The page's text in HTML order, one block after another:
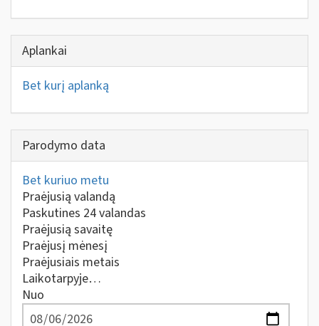
Aplankai
Bet kurį aplanką
Parodymo data
Bet kuriuo metu
Praėjusią valandą
Paskutines 24 valandas
Praėjusią savaitę
Praėjusį mėnesį
Praėjusiais metais
Laikotarpyje…
Nuo